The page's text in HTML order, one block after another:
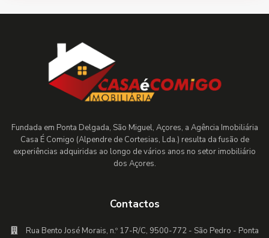
Fundada em Ponta Delgada, São Miguel, Açores, a Agência Imobiliária
Casa É Comigo (Alpendre de Cortesias, Lda.) resulta da fusão de
experiências adquiridas ao longo de vários anos no setor imobiliário
dos Açores.
Contactos
Rua Bento José Morais, n.º 17-R/C, 9500-772 - São Pedro - Ponta